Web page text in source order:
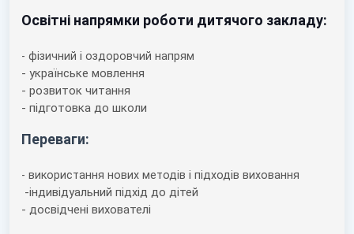
Освітні напрямки роботи дитячого закладу:
- фізичний і оздоровчий напрям
- українське мовлення
- розвиток читання
- підготовка до школи
Переваги:
- використання нових методів і підходів виховання
-індивідуальний підхід до дітей
- досвідчені вихователі